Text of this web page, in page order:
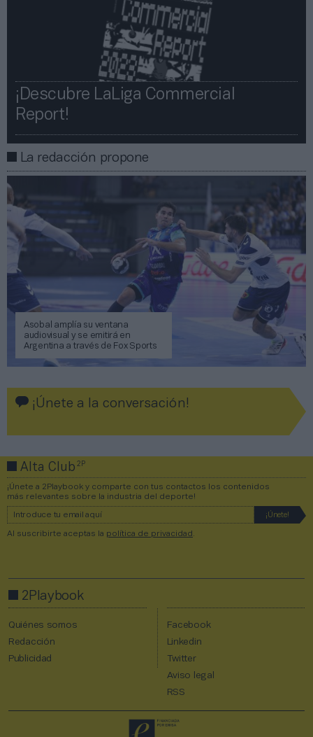
¡Descubre LaLiga Commercial
Report!​​
La redacción propone
Asobal amplía su ventana
audiovisual y se emitirá en
Argentina a través de Fox Sports
¡Únete a la conversación!
Alta Club2P
¡Únete a 2Playbook y comparte con tus contactos los contenidos
más relevantes sobre la industria del deporte!
Al suscribirte aceptas la política de privacidad
2Playbook
Quiénes somos
Redacción
Publicidad
Facebook
Linkedin
Twitter
Aviso legal
RSS